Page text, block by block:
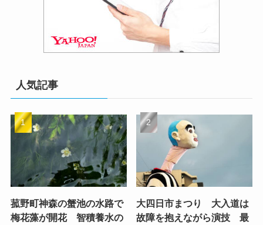
人気記事
菰野町神森の蟹池の水路で
梅花藻が開花 智積養水の
大四日市まつり 大入道は
故障を抱えながら演技 最